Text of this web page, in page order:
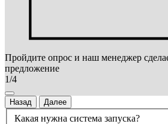
Пройдите опрос и наш менеджер
предложение
1/4
Назад Далее
Какая нужна система запуска?